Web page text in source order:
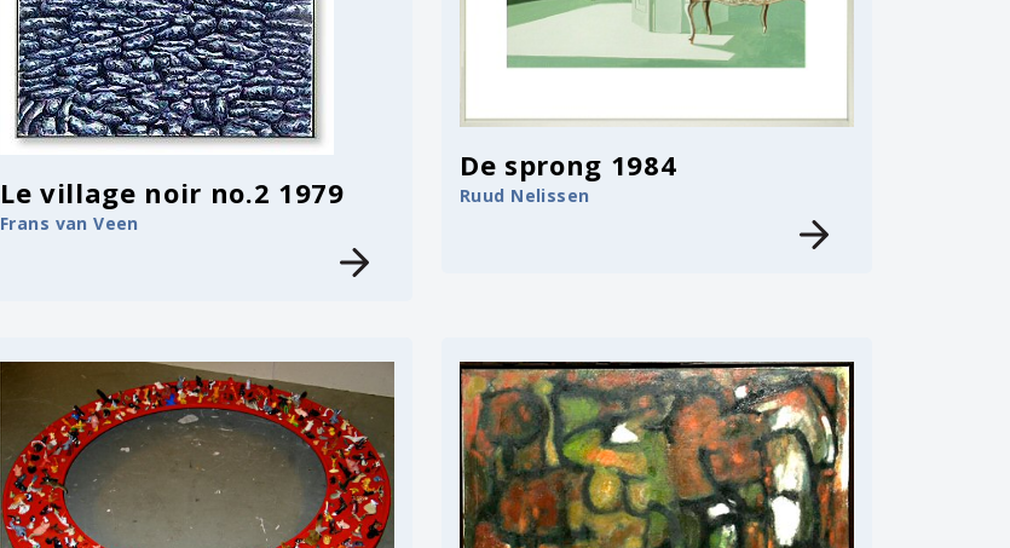
Le village noir no.2 1979
Frans van Veen
De sprong 1984
Ruud Nelissen